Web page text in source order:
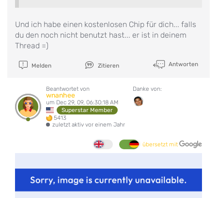
Und ich habe einen kostenlosen Chip für dich... falls
du den noch nicht benutzt hast... er ist in deinem
Thread =)
Melden Zitieren Antworten
Beantwortet von
wnanhee
um Dec 29, 09, 06:30:18 AM
Superstar Member
5413
zuletzt aktiv vor einem Jahr
Danke von:
übersetzt mit